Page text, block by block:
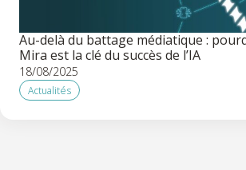
Au-delà du battage médiatique :
Mira est la clé du succès de l’IA
18/08/2025
Actualités